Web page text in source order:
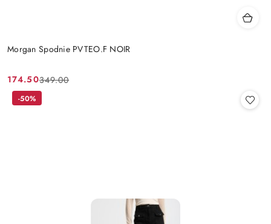
Morgan Spodnie PVTEO.F NOIR
Cena
promocyjna:
174.50
Cena
przed
349.00
-50%